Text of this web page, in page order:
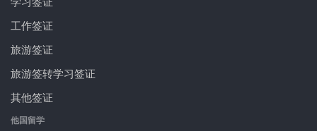
工作签证
旅游签证
旅游签转学习签证
其他签证
他国留学